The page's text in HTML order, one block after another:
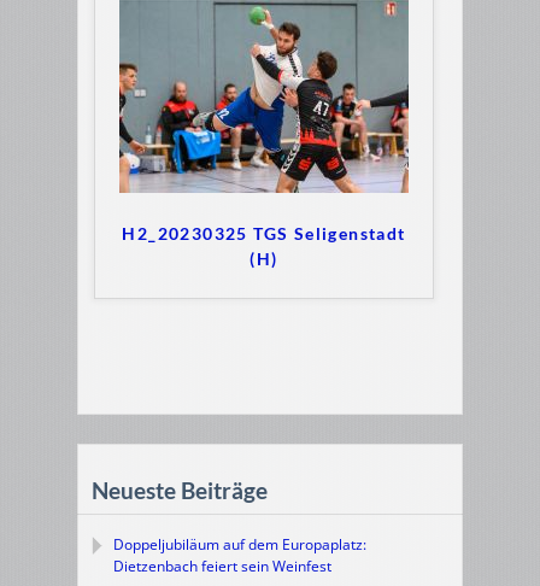
H2_20230325 TGS Seligenstadt
(H)
Neueste Beiträge
Doppeljubiläum auf dem Europaplatz:
Dietzenbach feiert sein Weinfest